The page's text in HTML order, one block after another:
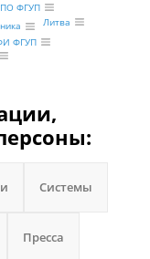
ФГУП
Литва
ФГУП
Системы
Пресса